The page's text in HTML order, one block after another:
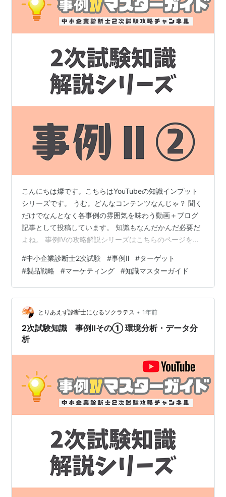
こんにちは燦です。こちらはYouTubeの知識インプット
シリーズです。 うむ。どんなコンテンツなんじゃ？ 聞く
だけでなんとなく各事例の雰囲気を味わう動画＋ブログ
記事として投稿しています。 知識もなんだかんだ必要だ
よね。 事例Ⅳの攻略解説シリーズはこちらのページをご
事例Ⅳの過去問解説シリーズはこちらのページをご確認
ください。【YouTube】事例Ⅳ 過去問解説シリーズ チャ
ンネル登録もよろしくね♪ ◆目次◆ 3. ターゲット設定を
完全攻略！ そもそもターゲット設定ってなぜ重要？ 3-1.
ターゲット絞り込みの戦略的意味 3-2. ターゲ…
#中小企業診断士2次試験 #事例Ⅱ #ターゲット
#製品戦略 #マーケティング #知識マスターガイド
とりあえず診断士になるソクラテス • 1年前
2次試験知識 事例Ⅱその① 環境分析・データ分
析